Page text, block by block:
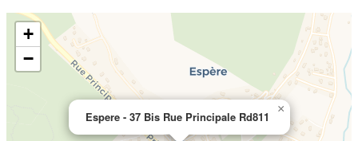
Espere - 37 Bis Rue Principale Rd811
×
+
−